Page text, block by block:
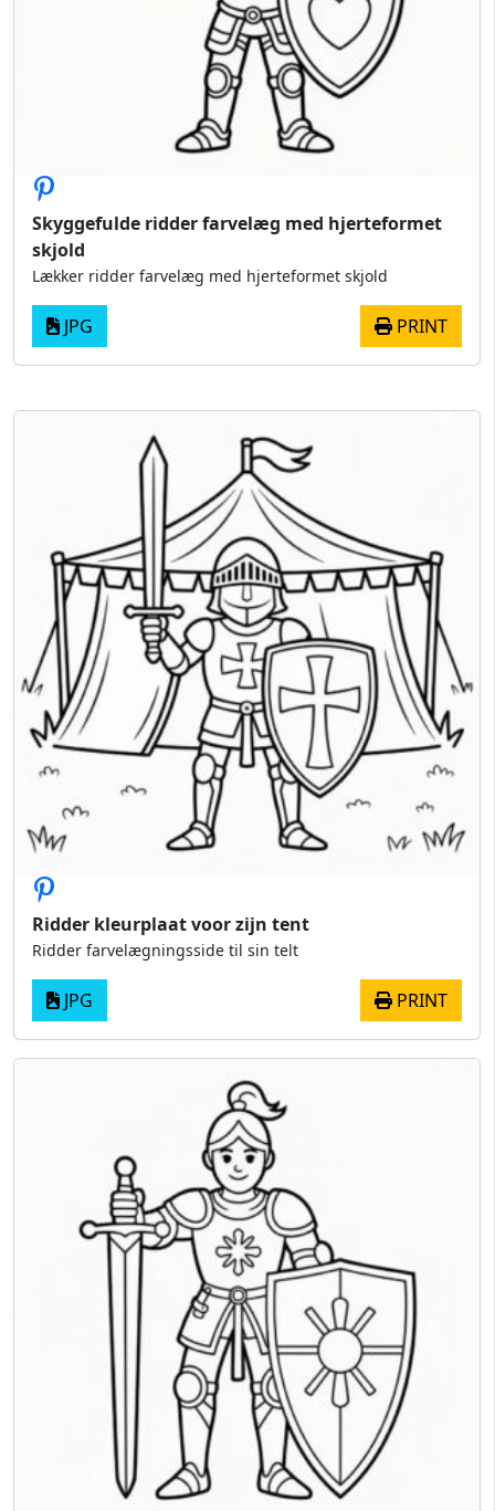
Skyggefulde ridder farvelæg med hjerteformet
skjold
Lækker ridder farvelæg med hjerteformet skjold
JPG PRINT
Ridder kleurplaat voor zijn tent
Ridder farvelægningsside til sin telt
JPG PRINT